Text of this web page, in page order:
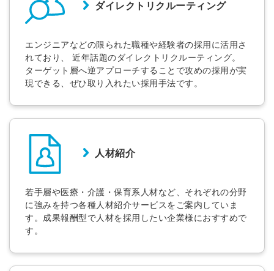
ダイレクトリクルーティング
エンジニアなどの限られた職種や経験者の採用に活用さ
れており、 近年話題のダイレクトリクルーティング。
ターゲット層へ逆アプローチすることで攻めの採用が実
現できる、ぜひ取り入れたい採用手法です。
人材紹介
若手層や医療・介護・保育系人材など、それぞれの分野
に強みを持つ各種人材紹介サービスをご案内していま
す。成果報酬型で人材を採用したい企業様におすすめで
す。